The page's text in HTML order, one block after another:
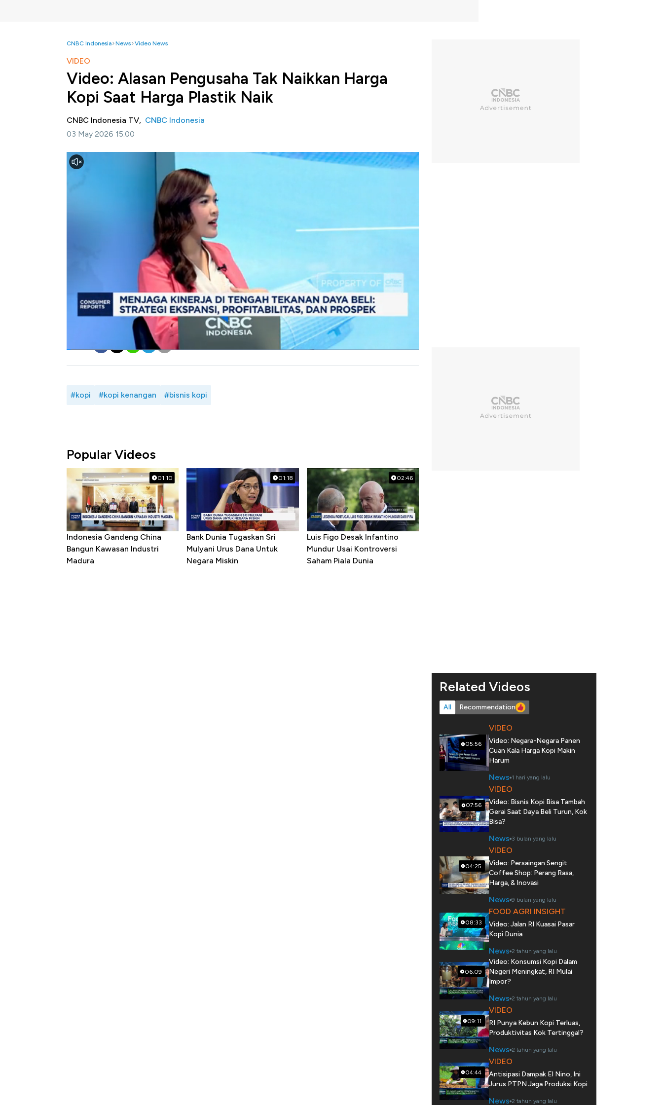
CNBC Indonesia News Video News
VIDEO
Video: Alasan Pengusaha Tak Naikkan Harga
Kopi Saat Harga Plastik Naik
CNBC Indonesia TV, CNBC Indonesia
03 May 2026 15:00
Jakarta, CNBC Indonesia-
Di tengah ketidakpastian geopolitik global, Co-Founder & Group CEO
Kopi Kenangan, Edward Tirtanata optimistis terhadap bisnis kafe kopi menghadapi tahun 2026
seiring dengan masih kuatnya tren minum kopi sebagai bagian dari gaya hidup masyarakat.
Kopi Kenangan di 2026 masih menargetkan penambahan gerai kopi di dalam dan luar negeri yang saat
ini sudah mencapai 1.400-an gerai. Meski demikian pengusaha kopi terus mengantisipasi dampak
gejolak global termasuk kenaikan harga minyak yang berdampak ke lonjakan harga plastik dan kemasan
Namun adanya penurunan harga komoditas kopi saat ini menjadi harapan untuk mengkompensasi
dampak kenaikan harga plastik sehingga kenaikan harga jual kopi masih bisa ditahan.
Seperti apa strategi bisnis kopi hadapi gejolak global? Selengkapnya simak ulasan Serliana Salsabila
dengan Co-Founder & Group CEO Kopi Kenangan, Edward Tirtanata dalam Closing Bell, CNBC
Indonesia (Rabu, 29/04/2026)
#kopi #kopi kenangan #bisnis kopi
Popular Videos
01:10
Indonesia Gandeng China
Bangun Kawasan Industri
Madura
01:18
Bank Dunia Tugaskan Sri
Mulyani Urus Dana Untuk
Negara Miskin
02:46
Luis Figo Desak Infantino
Mundur Usai Kontroversi
Saham Piala Dunia
Related Videos
All Recommendation
05:56
VIDEO
Video: Negara-Negara Panen
Cuan Kala Harga Kopi Makin
Harum
News 1 hari yang lalu
07:56
VIDEO
Video: Bisnis Kopi Bisa Tambah
Gerai Saat Daya Beli Turun, Kok
Bisa?
News 3 bulan yang lalu
04:25
VIDEO
Video: Persaingan Sengit
Coffee Shop: Perang Rasa,
Harga, & Inovasi
News 9 bulan yang lalu
08:33
FOOD AGRI INSIGHT
Video: Jalan RI Kuasai Pasar
Kopi Dunia
News 2 tahun yang lalu
06:09
Video: Konsumsi Kopi Dalam
Negeri Meningkat, RI Mulai
Impor?
News 2 tahun yang lalu
09:11
VIDEO
RI Punya Kebun Kopi Terluas,
Produktivitas Kok Tertinggal?
News 2 tahun yang lalu
04:44
VIDEO
Antisipasi Dampak El Nino, Ini
Jurus PTPN Jaga Produksi Kopi
News 2 tahun yang lalu